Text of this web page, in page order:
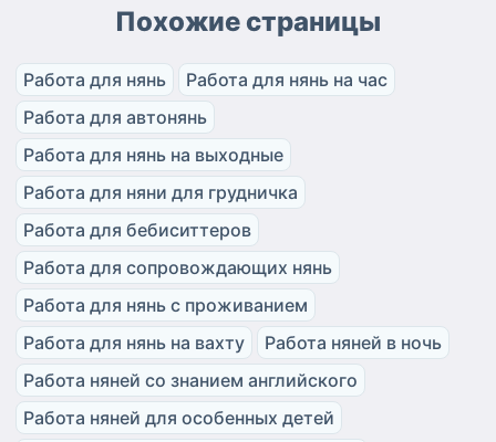
Похожие страницы
Работа для нянь
Работа для нянь на час
Работа для автонянь
Работа для нянь на выходные
Работа для няни для грудничка
Работа для бебиситтеров
Работа для сопровождающих нянь
Работа для нянь с проживанием
Работа для нянь на вахту
Работа няней в ночь
Работа няней со знанием английского
Работа няней для особенных детей